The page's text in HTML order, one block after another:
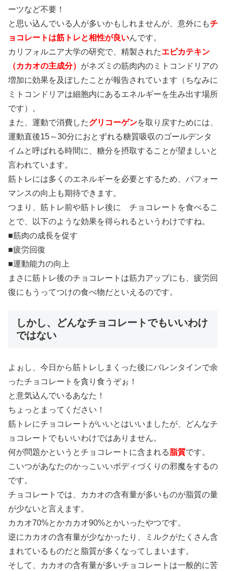
ーツなど不要！
と思い込んでいる人が多いかもしれませんが、意外にもチ
ョコレートは筋トレと相性が良いんです。
カリフォルニア大学の研究で、精製されたエピカテキン
（カカオの主成分） がネズミの筋肉内のミトコンドリアの
増加に効果を及ぼしたことが報告されています（ちなみに
ミトコンドリアは細胞内にあるエネルギーを生み出す場所
です）。
また、運動で消費したグリコーゲンを取り戻すためには、
運動直後15～30分におとずれる糖質吸収のゴールデンタ
イムと呼ばれる時間に、糖分を摂取することが望ましいと
言われています。
筋トレには多くのエネルギーを必要とするため、パフォー
マンスの向上も期待できます。
つまり、筋トレ前や筋トレ後に チョコレートを食べるこ
とで、以下のような効果を得られるというわけですね。
■筋肉の成長を促す
■疲労回復
■運動能力の向上
まさに筋トレ後のチョコレートは筋力アップにも、疲労回
復にもうってつけの食べ物だといえるのです。
しかし、どんなチョコレートでもいいわけ
ではない
よぉし、今日から筋トレしまくった後にバレンタインで余
ったチョコレートを貪り食うぞぉ！
と意気込んでいるあなた！
ちょっとまってください！
筋トレにチョコレートがいいとはいいましたが、どんなチ
ョコレートでもいいわけではありません。
何が問題かというとチョコレートに含まれる脂質です。
こいつがあなたのかっこいいボディづくりの邪魔をするの
です。
チョコレートでは、カカオの含有量が多いものが脂質の量
が少ないと言えます。
カカオ70%とかカカオ90%とかいったやつです。
逆にカカオの含有量が少なかったり、ミルクがたくさん含
まれているものだと脂質が多くなってしまいます。
そして、カカオの含有量が多いチョコレートは一般的に苦